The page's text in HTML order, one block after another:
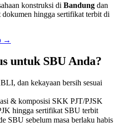
konstruksi di Bandung dan
hingga sertifikat terbit di
→
untuk SBU Anda?
dan kekayaan bersih sesuai
& komposisi SKK PJT/PJSK
hingga sertifikat SBU terbit
SBU sebelum masa berlaku habis